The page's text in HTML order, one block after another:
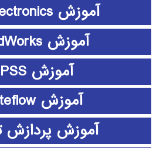
آموزش SimElectronics
آموزش SolidWorks
آموزش SPSS
آموزش stateflow
آموزش پردازش